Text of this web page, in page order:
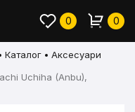
0 0
Каталог
Аксесуари
Uchiha (Anbu),